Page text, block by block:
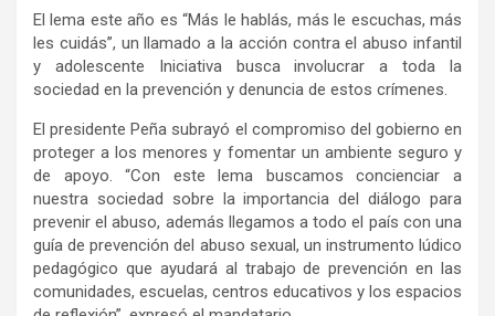
El lema este año es “Más le hablás, más le escuchas, más
les cuidás”, un llamado a la acción contra el abuso infantil
y adolescente Iniciativa busca involucrar a toda la
sociedad en la prevención y denuncia de estos crímenes.
El presidente Peña subrayó el compromiso del gobierno en
proteger a los menores y fomentar un ambiente seguro y
de apoyo. “Con este lema buscamos concienciar a
nuestra sociedad sobre la importancia del diálogo para
prevenir el abuso, además llegamos a todo el país con una
guía de prevención del abuso sexual, un instrumento lúdico
pedagógico que ayudará al trabajo de prevención en las
comunidades, escuelas, centros educativos y los espacios